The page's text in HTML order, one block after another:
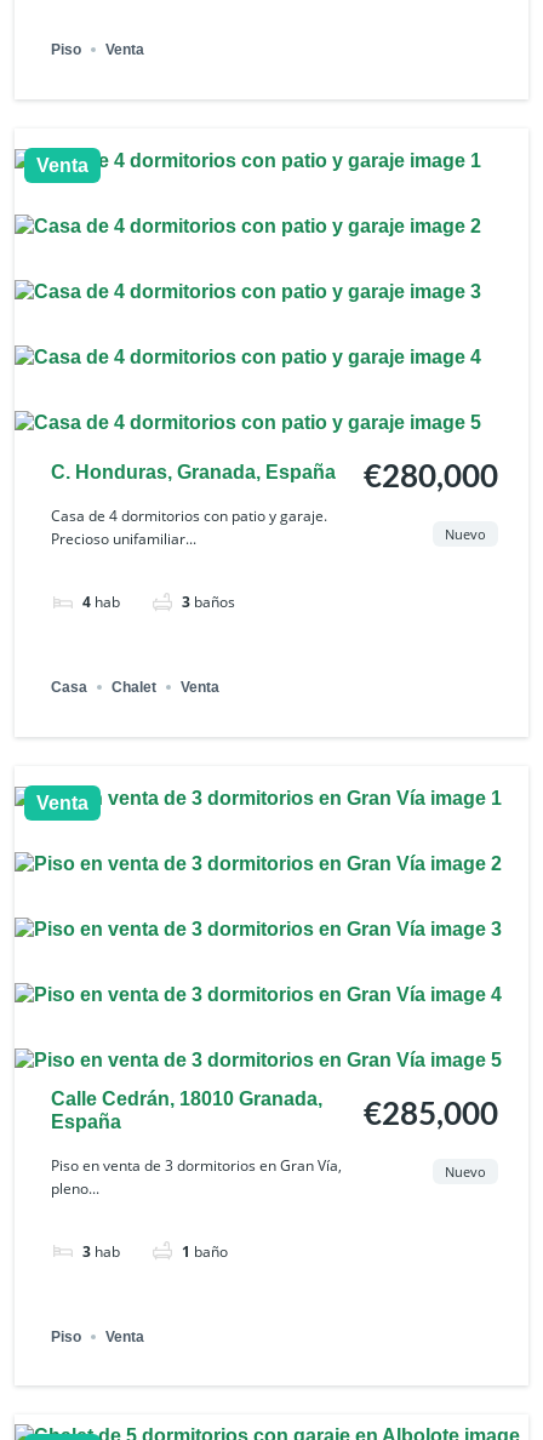
Piso Venta
Venta
C. Honduras, Granada, España
Casa de 4 dormitorios con patio y garaje.
Precioso unifamiliar...
4 hab 3 baños
€280,000
Nuevo
Casa Chalet Venta
Venta
Calle Cedrán, 18010 Granada,
España
Piso en venta de 3 dormitorios en Gran Vía,
pleno...
3 hab 1 baño
€285,000
Nuevo
Piso Venta